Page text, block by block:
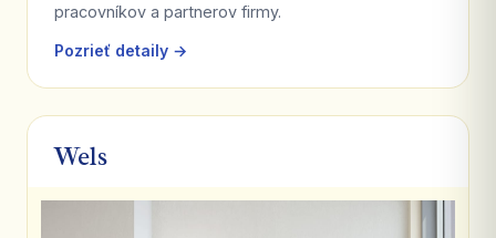
pracovníkov a partnerov firmy.
Pozrieť detaily →
Wels